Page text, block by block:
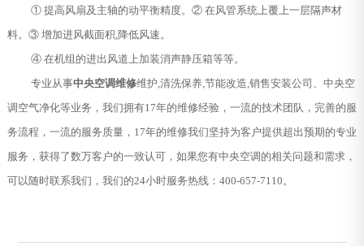
① 提高风扇及主轴的动平衡精度。② 在风管系统上覆上一层隔声材
料。③ 增加进风截面积,降低风速。
④ 在机组的进出风道上加装消声静压箱等等。
专业从事中央空调维修维护,清洗保养,节能改造,销售安装公司、中央空
调空气净化等业务，我们拥有17年的维修经验，一流的技术团队，完善的服
务流程，一流的服务质量，17年的维修我们坚持为客户提供超出预期的专业
服务，获得了数万客户的一致认可，如果您有中央空调的相关问题和需求，
可以随时联系我们，我们的24小时服务热线：400-657-7110。